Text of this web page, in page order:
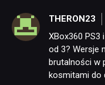
THERON23
XBox360 PS3
od 3? Wersje
brutalności w
kosmitami do